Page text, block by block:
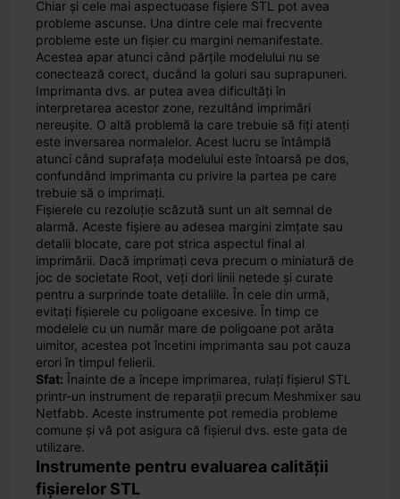
Chiar și cele mai aspectuoase fișiere STL pot avea
probleme ascunse. Una dintre cele mai frecvente
probleme este un fișier cu margini nemanifestate.
Acestea apar atunci când părțile modelului nu se
conectează corect, ducând la goluri sau suprapuneri.
Imprimanta dvs. ar putea avea dificultăți în
interpretarea acestor zone, rezultând imprimări
nereușite. O altă problemă la care trebuie să fiți atenți
este inversarea normalelor. Acest lucru se întâmplă
atunci când suprafața modelului este întoarsă pe dos,
confundând imprimanta cu privire la partea pe care
trebuie să o imprimați.
Fișierele cu rezoluție scăzută sunt un alt semnal de
alarmă. Aceste fișiere au adesea margini zimțate sau
detalii blocate, care pot strica aspectul final al
imprimării. Dacă imprimați ceva precum o miniatură de
joc de societate Root, veți dori linii netede și curate
pentru a surprinde toate detaliile. În cele din urmă,
evitați fișierele cu poligoane excesive. În timp ce
modelele cu un număr mare de poligoane pot arăta
uimitor, acestea pot încetini imprimanta sau pot cauza
erori în timpul felierii.
Sfat: Înainte de a începe imprimarea, rulați fișierul STL
printr-un instrument de reparații precum Meshmixer sau
Netfabb. Aceste instrumente pot remedia probleme
comune și vă pot asigura că fișierul dvs. este gata de
utilizare.
Instrumente pentru evaluarea calității
fișierelor STL